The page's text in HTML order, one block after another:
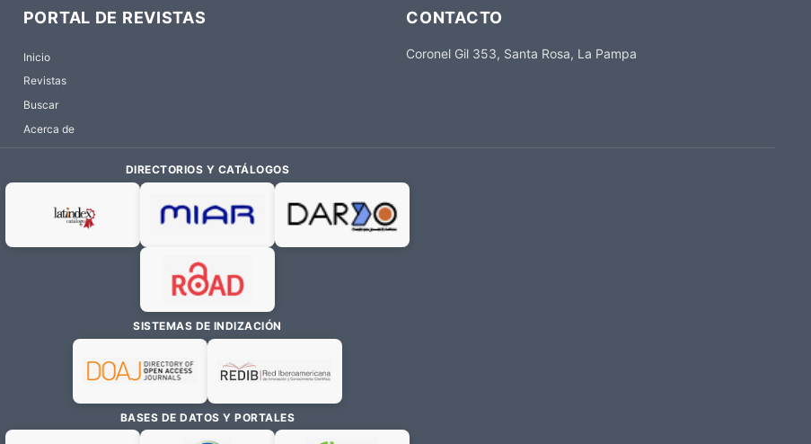
PORTAL DE REVISTAS
Inicio
Revistas
Buscar
Acerca de
CONTACTO
Coronel Gil 353, Santa Rosa, La Pampa
DIRECTORIOS Y CATÁLOGOS
SISTEMAS DE INDIZACIÓN
BASES DE DATOS Y PORTALES